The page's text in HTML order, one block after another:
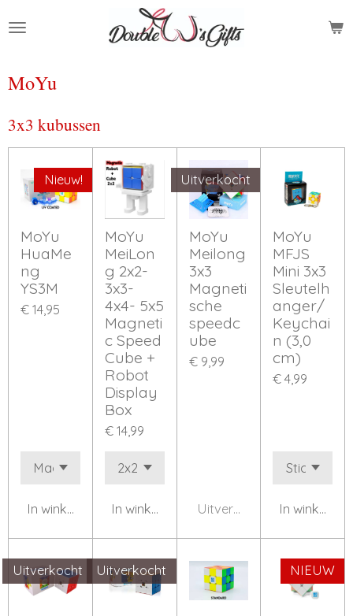
direct
hoofdinhoud
MoYu
3x3 kubussen
Nieuw!
MoYu
HuaMe
ng
YS3M
€ 14,95
In winkelwagen
MoYu
MeiLon
g 2x2-
3x3-
4x4- 5x5
Magneti
c Speed
Cube +
Robot
Display
Box
€ 14,99
In winkelwagen
Uitverkocht
MoYu
Meilong
3x3
Magneti
sche
speedc
ube
€ 9,99
Uitverkocht
MoYu
MFJS
Mini 3x3
Sleutelh
anger/
Keychai
n (3,0
cm)
€ 4,99
In
Uitverkocht Uitverkocht NIEUW